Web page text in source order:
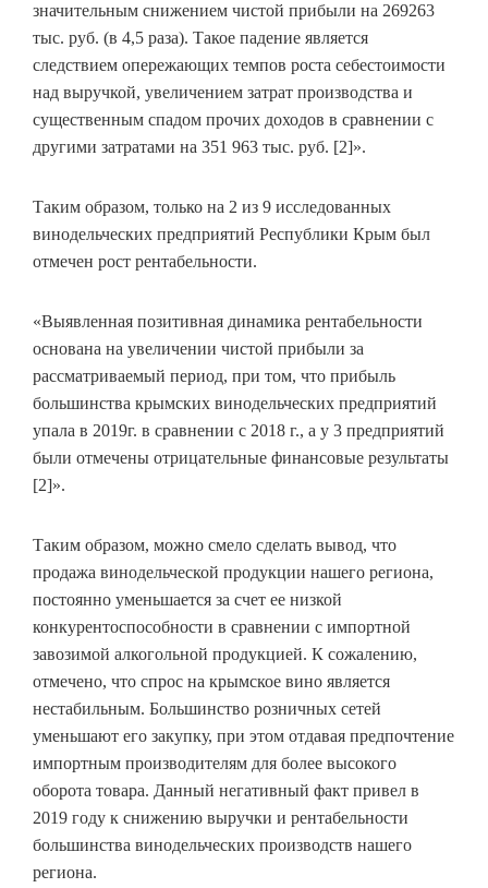
значительным снижением чистой прибыли на 269263
тыс. руб. (в 4,5 раза). Такое падение является
следствием опережающих темпов роста себестоимости
над выручкой, увеличением затрат производства и
существенным спадом прочих доходов в сравнении с
другими затратами на 351 963 тыс. руб. [2]».
Таким образом, только на 2 из 9 исследованных
винодельческих предприятий Республики Крым был
отмечен рост рентабельности.
«Выявленная позитивная динамика рентабельности
основана на увеличении чистой прибыли за
рассматриваемый период, при том, что прибыль
большинства крымских винодельческих предприятий
упала в 2019г. в сравнении с 2018 г., а у 3 предприятий
были отмечены отрицательные финансовые результаты
[2]».
Таким образом, можно смело сделать вывод, что
продажа винодельческой продукции нашего региона,
постоянно уменьшается за счет ее низкой
конкурентоспособности в сравнении с импортной
завозимой алкогольной продукцией. К сожалению,
отмечено, что спрос на крымское вино является
нестабильным. Большинство розничных сетей
уменьшают его закупку, при этом отдавая предпочтение
импортным производителям для более высокого
оборота товара. Данный негативный факт привел в
2019 году к снижению выручки и рентабельности
большинства винодельческих производств нашего
региона.